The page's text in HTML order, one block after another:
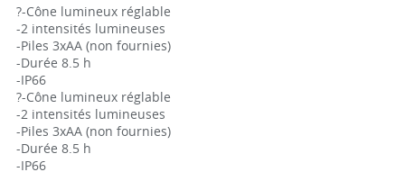
?-Cône lumineux réglable
-2 intensités lumineuses
-Piles 3xAA (non fournies)
-Durée 8.5 h
-IP66
?-Cône lumineux réglable
-2 intensités lumineuses
-Piles 3xAA (non fournies)
-Durée 8.5 h
-IP66